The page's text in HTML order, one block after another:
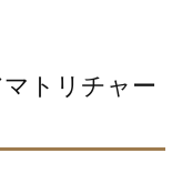
トリチャー